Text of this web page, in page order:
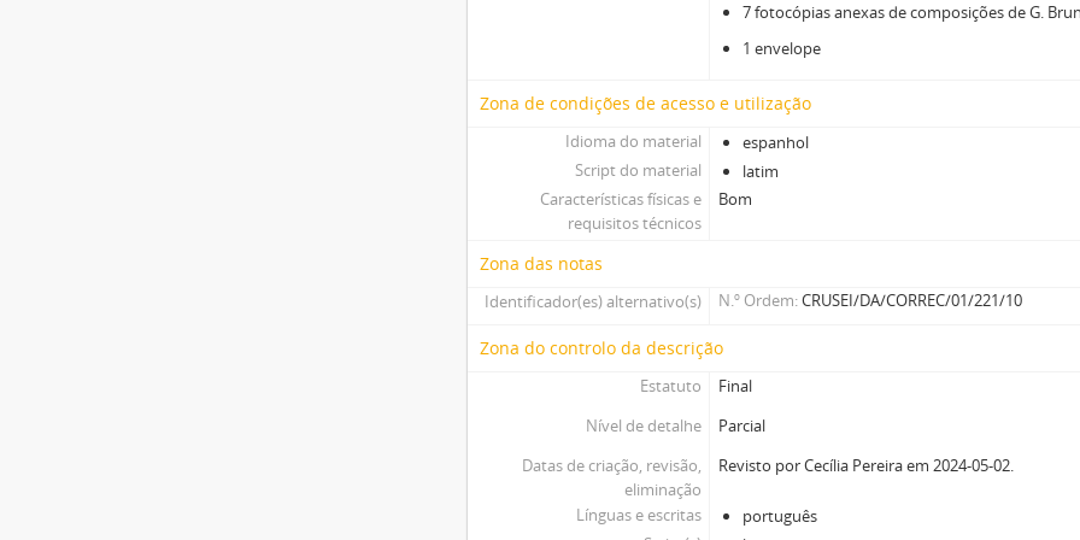
7 fotocópias anexas de composições de G.
1 envelope
Zona de condições de acesso e utilização
Idioma do material
espanhol
Script do material
latim
Características físicas e
requisitos técnicos
Bom
Zona das notas
Identificador(es) alternativo(s) N.º Ordem CRUSEI/DA/CORREC/01/221/10
Zona do controlo da descrição
Estatuto
Final
Nível de detalhe
Parcial
Datas de criação, revisão,
eliminação
Revisto por Cecília Pereira em 2024-05-02.
Línguas e escritas
português